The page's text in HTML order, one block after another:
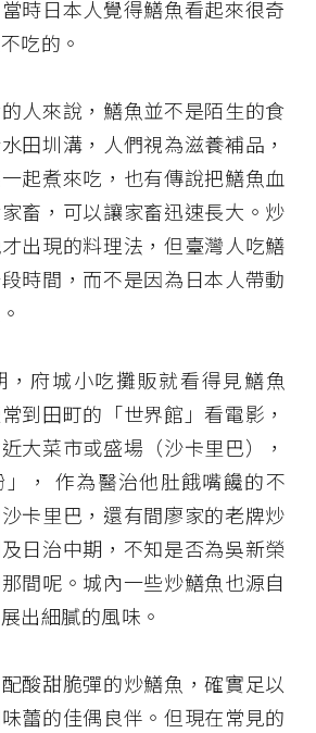
時日本人覺得鱔魚看起來很奇
吃的。
人來說，鱔魚並不是陌生的食
田圳溝，人們視為滋養補品，
起煮來吃，也有傳說把鱔魚血
畜，可以讓家畜迅速長大。炒
出現的料理法，但臺灣人吃鱔
時間，而不是因為日本人帶動
，府城小吃攤販就看得見鱔魚
到田町的「世界館」看電影，
大菜市或盛場（沙卡里巴），
， 作為醫治他肚餓嘴饞的不
卡里巴，還有間廖家的老牌炒
日治中期，不知是否為吳新榮
間呢。城內一些炒鱔魚也源自
出細膩的風味。
酸甜脆彈的炒鱔魚，確實足以
蕾的佳偶良伴。但現在常見的